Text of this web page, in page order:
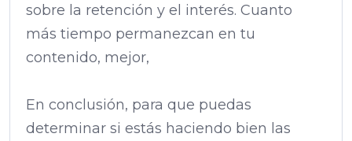
sobre la retención y el interés. Cuanto
más tiempo permanezcan en tu
contenido, mejor,
En conclusión, para que puedas
determinar si estás haciendo bien las